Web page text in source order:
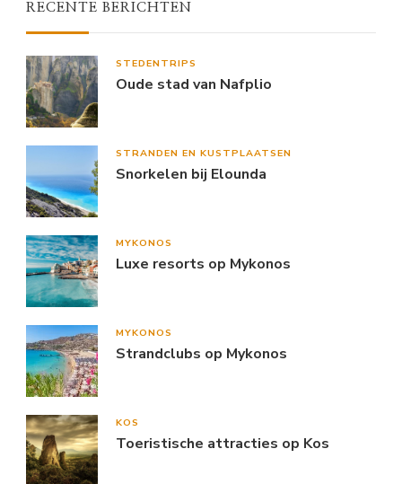
RECENTE BERICHTEN
STEDENTRIPS
Oude stad van Nafplio
STRANDEN EN KUSTPLAATSEN
Snorkelen bij Elounda
MYKONOS
Luxe resorts op Mykonos
MYKONOS
Strandclubs op Mykonos
KOS
Toeristische attracties op Kos